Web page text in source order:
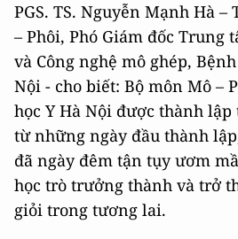
PGS. TS. Nguyễn Mạnh Hà
– Phôi, Phó Giám đốc Trung
và Công nghệ mô ghép,
Nội - cho biết: Bộ môn Mô –
học Y Hà Nội được thành lập
từ những ngày đầu thành
đã ngày đêm tận tụy ươm
học trò trưởng thành và trở
giỏi trong tương lai.